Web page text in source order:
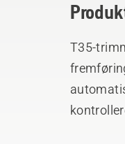
T35-
fremføring af